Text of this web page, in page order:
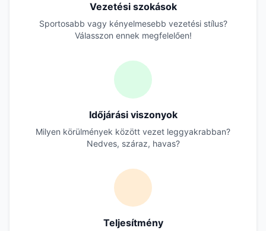
Vezetési szokások
Sportosabb vagy kényelmesebb vezetési stílus?
Válasszon ennek megfelelően!
Időjárási viszonyok
Milyen körülmények között vezet leggyakrabban?
Nedves, száraz, havas?
Teljesítmény